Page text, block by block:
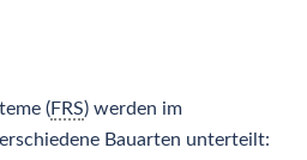
(FRS) werden im
Bauarten unterteilt: